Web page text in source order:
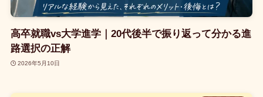
高卒就職vs大学進学｜20代後半で振り返って分かる進
路選択の正解
2026年5月10日